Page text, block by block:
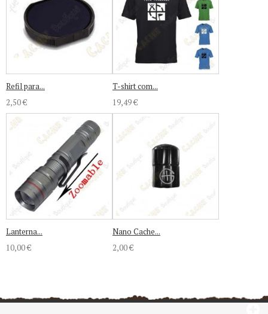
Refil para...
2,50 €
T-shirt com...
19,49 €
Lanterna...
10,00 €
Nano Cache...
2,00 €